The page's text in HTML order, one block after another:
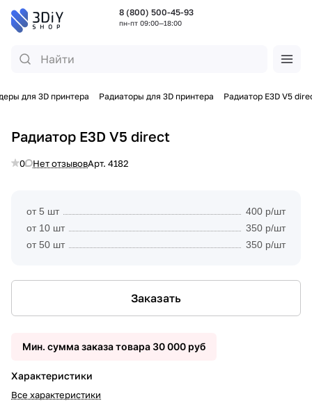
8 (800) 500-45-93
пн-пт 09:00—18:00
для 3D принтера Радиаторы для 3D принтера Радиатор E3D V5
Радиатор E3D V5 direct
0 Нет отзывовАрт. 4182
от 5 шт
400 р/шт
от 10 шт
350 р/шт
от 50 шт
350 р/шт
Заказать
Мин. сумма заказа товара 30 000 руб
Характеристики
Все характеристики